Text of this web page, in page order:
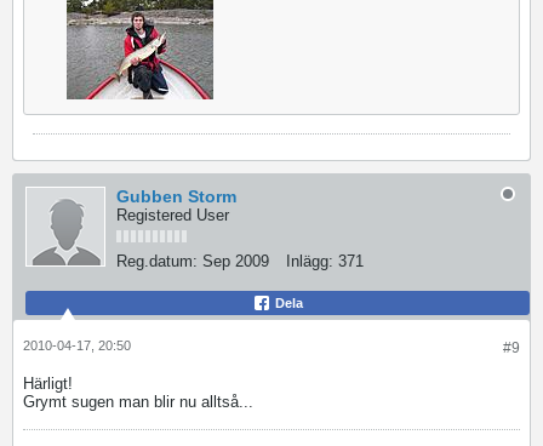
Gubben Storm
Registered User
Reg.datum: Sep 2009 Inlägg: 371
Dela
#9
2010-04-17, 20:50
Härligt!
Grymt sugen man blir nu alltså...